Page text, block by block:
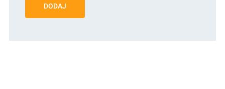
DODAJ